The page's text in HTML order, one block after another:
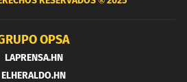
OPSA
LAPRENSA.HN
ELHERALDO.HN